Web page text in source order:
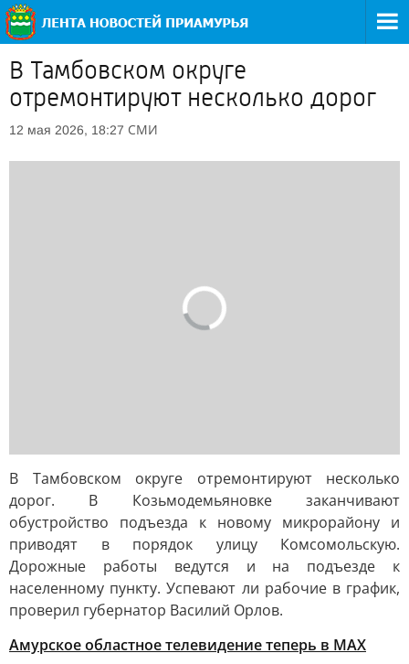
В Тамбовском округе
отремонтируют несколько дорог
12 мая 2026, 18:27 СМИ
В Тамбовском округе отремонтируют несколько
дорог. В Козьмодемьяновке заканчивают
обустройство подъезда к новому микрорайону и
приводят в порядок улицу Комсомольскую.
Дорожные работы ведутся и на подъезде к
населенному пункту. Успевают ли рабочие в график,
проверил губернатор Василий Орлов.
Амурское областное телевидение теперь в МАХ